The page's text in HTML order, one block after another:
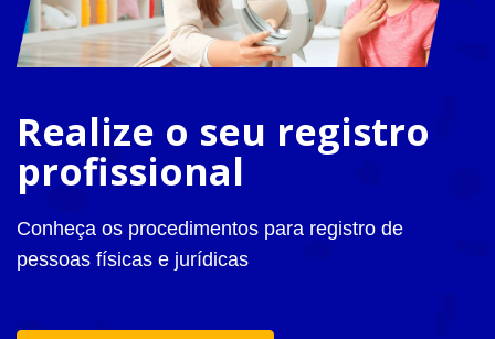
Realize o seu registro
profissional
Conheça os procedimentos para registro de
pessoas físicas e jurídicas